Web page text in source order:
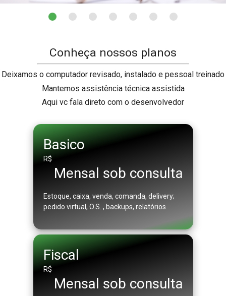
Conheça nossos planos
Deixamos o computador revisado, instalado e pessoal treinado
Mantemos assistência técnica assistida
Aqui vc fala direto com o desenvolvedor
Basico
R$
Mensal sob consulta
Estoque, caixa, venda, comanda, delivery;
pedido virtual, O.S. , backups, relatórios.
Fiscal
R$
Mensal sob consulta